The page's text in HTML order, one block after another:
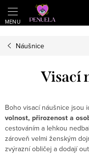
https://cz.pinterest.com/
Přejít na obsah
Náušnice
Visací
Boho visací náušnice jsou
volnost, přirozenost a
cestováním a lehkou
zároveň velmi ženským
zvýrazní obličej a dodají